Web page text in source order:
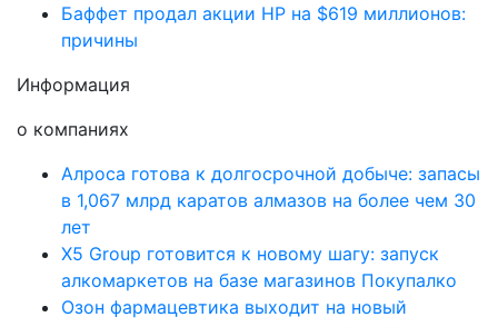
Баффет продал акции HP на $619 миллионов:
причины
Информация
о компаниях
Алроса готова к долгосрочной добыче: запасы
в 1,067 млрд каратов алмазов на более чем 30
лет
X5 Group готовится к новому шагу: запуск
алкомаркетов на базе магазинов Покупалко
Озон фармацевтика выходит на новый